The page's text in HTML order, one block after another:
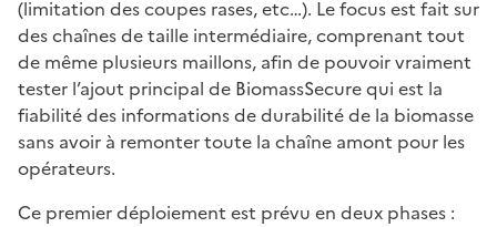
(limitation des coupes rases, etc…). Le focus est fait sur
des chaînes de taille intermédiaire, comprenant tout
de même plusieurs maillons, afin de pouvoir vraiment
tester l’ajout principal de BiomassSecure qui est la
fiabilité des informations de durabilité de la biomasse
sans avoir à remonter toute la chaîne amont pour les
opérateurs.
Ce premier déploiement est prévu en deux phases :